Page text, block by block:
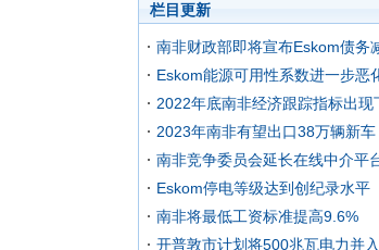
栏目更新
南非财政部即将宣布Eskom债务
Eskom能源可用性系数进一步恶
2022年底南非经济跟踪指标出现
2023年南非有望出口38万辆新车
南非竞争委员会延长在线中介平
Eskom停电等级达到创纪录水平
南非将最低工资标准提高9.6%
开普敦市计划将500兆瓦电力并